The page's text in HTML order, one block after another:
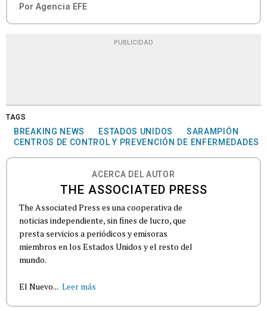
Por Agencia EFE
PUBLICIDAD
TAGS
BREAKING NEWS ESTADOS UNIDOS
SARAMPIÓN
CENTROS DE CONTROL Y PREVENCIÓN DE ENFERMEDADES
ACERCA DEL AUTOR
THE ASSOCIATED PRESS
The Associated Press es una cooperativa de
noticias independiente, sin fines de lucro, que
presta servicios a periódicos y emisoras
miembros en los Estados Unidos y el resto del
mundo.
El Nuevo... Leer más